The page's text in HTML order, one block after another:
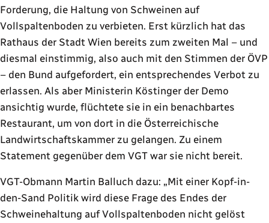
Forderung, die Haltung von Schweinen auf
Vollspaltenboden zu verbieten. Erst kürzlich hat das
Rathaus der Stadt Wien bereits zum zweiten Mal – und
diesmal einstimmig, also auch mit den Stimmen der ÖVP
– den Bund aufgefordert, ein entsprechendes Verbot zu
erlassen. Als aber Ministerin Köstinger der Demo
ansichtig wurde, flüchtete sie in ein benachbartes
Restaurant, um von dort in die Österreichische
Landwirtschaftskammer zu gelangen. Zu einem
Statement gegenüber dem VGT war sie nicht bereit.
VGT-Obmann Martin Balluch dazu:
Mit einer Kopf-in-
den-Sand Politik wird diese Frage des Endes der
Schweinehaltung auf Vollspaltenboden nicht gelöst